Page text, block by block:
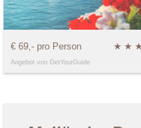
€ 69,- pro Person ★ ★
Angebot von GetYourGuide